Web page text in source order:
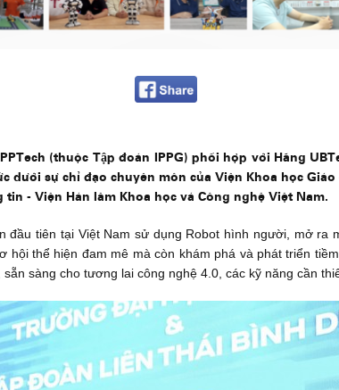
(thuộc Tập đoàn IPPG) phối hợp với Hãng
dưới sự chỉ đạo chuyên môn của Viện Khoa học
- Viện Hàn lâm Khoa học và Công nghệ Việt Nam.
đầu tiên tại Việt Nam sử dụng Robot hình người, mở ra
hội thể hiện đam mê mà còn khám phá và phát triển
sàng cho tương lai công nghệ 4.0, các kỹ năng cần